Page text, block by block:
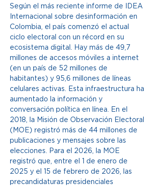
Según el más reciente informe de IDEA
Internacional sobre desinformación en
Colombia, el país comenzó el actual
ciclo electoral con un récord en su
ecosistema digital. Hay más de 49,7
millones de accesos móviles a internet
(en un país de 52 millones de
habitantes) y 95,6 millones de líneas
celulares activas. Esta infraestructura ha
aumentado la información y
conversación política en línea. En el
2018, la Misión de Observación Electoral
(MOE) registró más de 44 millones de
publicaciones y mensajes sobre las
elecciones. Para el 2026, la MOE
registró que, entre el 1 de enero de
2025 y el 15 de febrero de 2026, las
precandidaturas presidenciales